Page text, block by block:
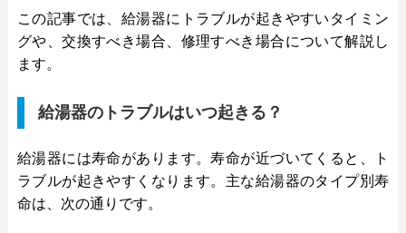
この記事では、給湯器にトラブルが起きやすいタイミン
グや、交換すべき場合、修理すべき場合について解説し
ます。
給湯器のトラブルはいつ起きる？
給湯器には寿命があります。寿命が近づいてくると、ト
ラブルが起きやすくなります。主な給湯器のタイプ別寿
命は、次の通りです。